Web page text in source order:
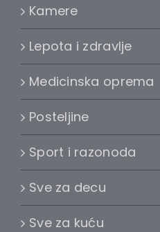
Kamere
Lepota i zdravlje
Medicinska oprema
Posteljine
Sport i razonoda
Sve za decu
Sve za kuću